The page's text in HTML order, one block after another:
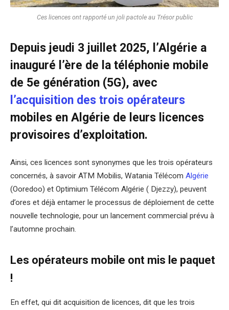
Ces licences ont rapporté un joli pactole au Trésor public
Depuis jeudi 3 juillet 2025, l’Algérie a
inauguré l’ère de la téléphonie mobile
de 5e génération (5G), avec
l’acquisition des trois opérateurs
mobiles en Algérie de leurs licences
provisoires d’exploitation.
Ainsi, ces licences sont synonymes que les trois opérateurs
concernés, à savoir ATM Mobilis, Watania Télécom Algérie
(Ooredoo) et Optimium Télécom Algérie ( Djezzy), peuvent
d’ores et déjà entamer le processus de déploiement de cette
nouvelle technologie, pour un lancement commercial prévu à
l’automne prochain.
Les opérateurs mobile ont mis le paquet
!
En effet, qui dit acquisition de licences, dit que les trois